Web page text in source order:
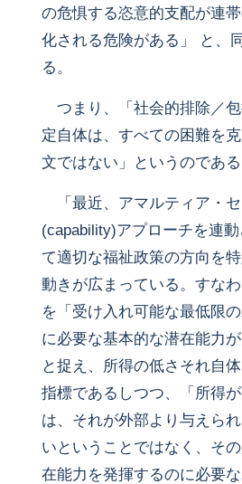
の危惧する恣意的支配が連
化される危険がある」 と、
る。
つまり、「社会的排除／
定自体は、すべての困難を
文ではない」というのである
「最近、アマルティア・
(capability)アプローチを連
て適切な福祉政策の方向を
動きが広まっている。すな
を「受け入れ可能な最低限
に必要な基本的な潜在能力が
と捉え、所得の低さそれ自
指標であるしつつ、「所得
は、それが外部より与えら
いということではなく、そ
在能力を発揮するのに必要